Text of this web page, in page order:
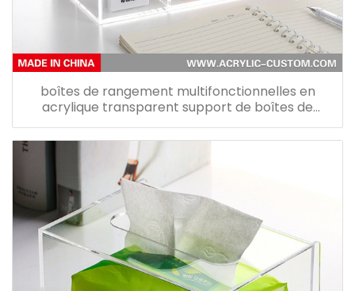
boîtes de rangement multifonctionnelles en
acrylique transparent support de boîtes de
mouchoirs en papier